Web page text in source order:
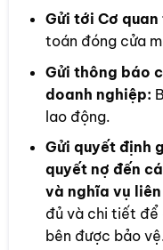
Gửi tới Cơ quan
toán đóng cửa
Gửi thông báo
doanh nghiệp:
lao động.
Gửi quyết định
quyết nợ đến
và nghĩa vụ
đủ và chi tiết để
bên được bảo